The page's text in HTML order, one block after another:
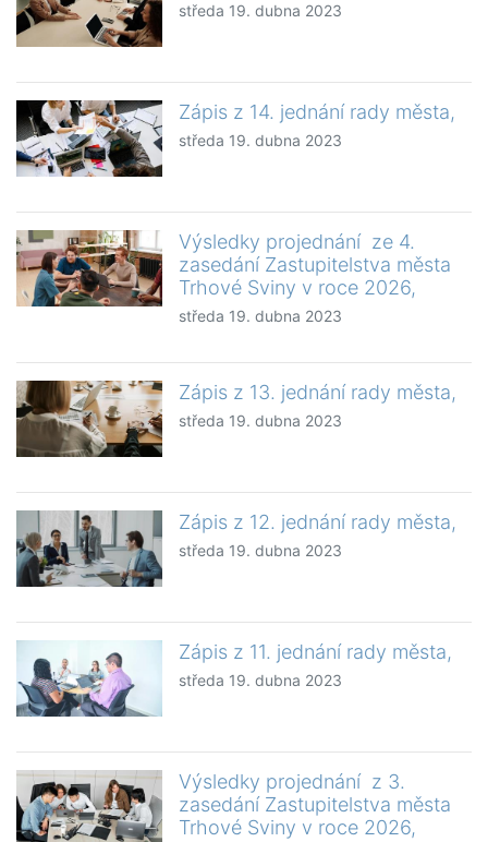
středa 19. dubna 2023
Zápis z 14. jednání rady města,
středa 19. dubna 2023
Výsledky projednání ze 4.
zasedání Zastupitelstva města
Trhové Sviny v roce 2026,
středa 19. dubna 2023
Zápis z 13. jednání rady města,
středa 19. dubna 2023
Zápis z 12. jednání rady města,
středa 19. dubna 2023
Zápis z 11. jednání rady města,
středa 19. dubna 2023
Výsledky projednání z 3.
zasedání Zastupitelstva města
Trhové Sviny v roce 2026,